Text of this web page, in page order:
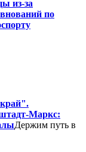
из-за
по
Маркс:
Держим путь в